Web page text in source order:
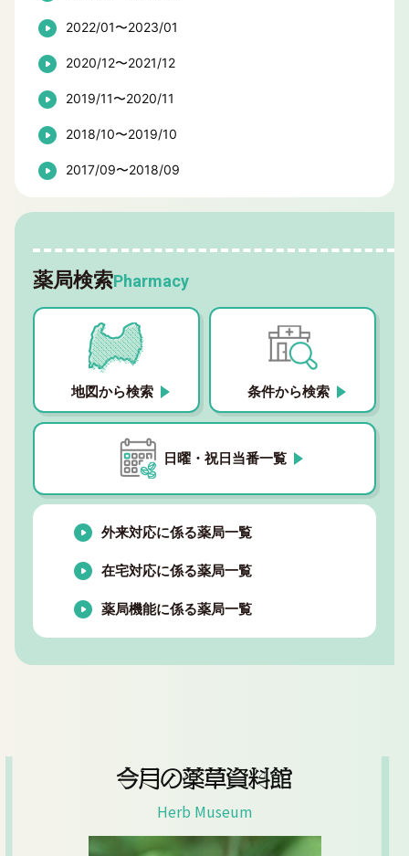
2022/01〜2023/01
2020/12〜2021/12
2019/11〜2020/11
2018/10〜2019/10
2017/09〜2018/09
薬局検索Pharmacy
地図から検索 条件から検索
日曜・祝日当番一覧
外来対応に係る薬局一覧
在宅対応に係る薬局一覧
薬局機能に係る薬局一覧
今月の薬草資料館
Herb Museum